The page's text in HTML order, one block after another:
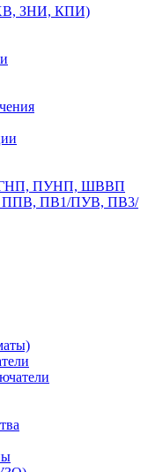
ЗНИ, КПИ)
ПУНП, ШВВП
ППВ, ПВ1/ПУВ, ПВ3/